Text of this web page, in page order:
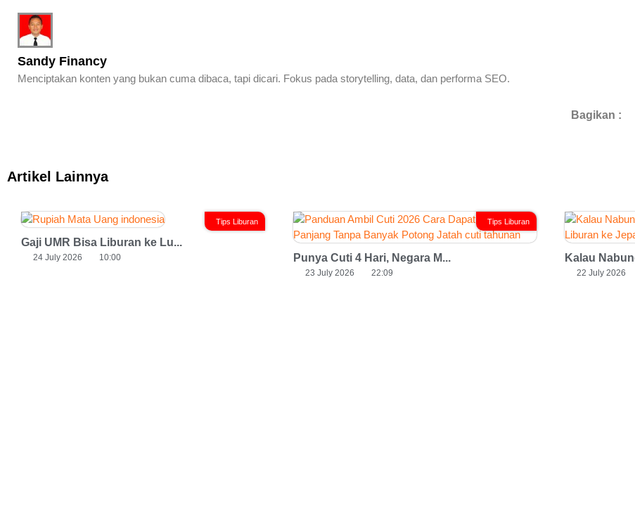
Sandy Financy
Menciptakan konten yang bukan cuma dibaca, tapi dicari. Fokus pada storytelling, data, dan performa SEO.
Bagikan :
Artikel Lainnya
Tips Liburan
Gaji UMR Bisa Liburan ke Lu...
24 July 2026 10:00
Tips Liburan
Punya Cuti 4 Hari, Negara M...
23 July 2026 22:09
Kalau
22 July 2026